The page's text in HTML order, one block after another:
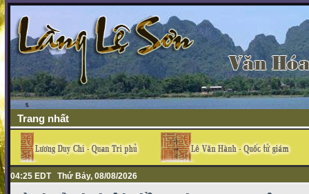
Trang nhất
04:25 EDT Thứ Bảy, 08/08/2026